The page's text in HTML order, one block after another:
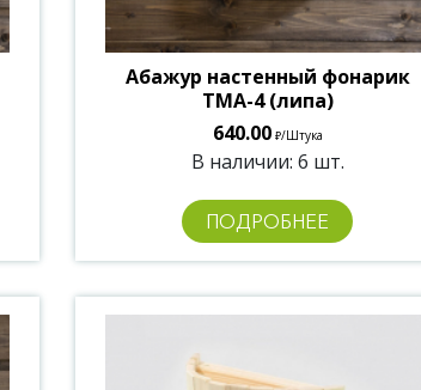
Абажур настенный фонарик
ТМА-4 (липа)
640.00 ₽/Штука
В наличии: 6 шт.
ПОДРОБНЕЕ